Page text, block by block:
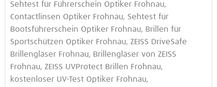
Sehtest für Führerschein Optiker Frohnau,
Contactlinsen Optiker Frohnau, Sehtest für
Bootsführerschein Optiker Frohnau, Brillen für
Sportschützen Optiker Frohnau, ZEISS DriveSafe
Brillengläser Frohnau, Brillengläser von ZEISS
Frohnau, ZEISS UVProtect Brillen Frohnau,
kostenloser UV-Test Optiker Frohnau,